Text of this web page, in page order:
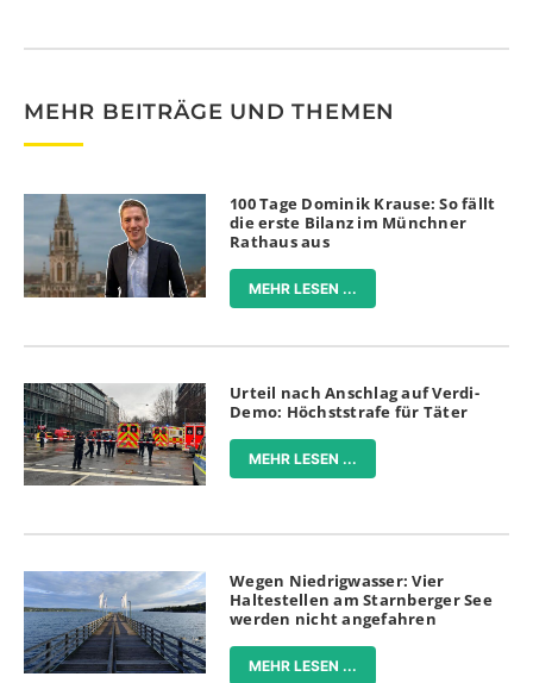
MEHR BEITRÄGE UND THEMEN
100 Tage Dominik Krause: So fällt
die erste Bilanz im Münchner
Rathaus aus
MEHR LESEN ...
Urteil nach Anschlag auf Verdi-
Demo: Höchststrafe für Täter
MEHR LESEN ...
Wegen Niedrigwasser: Vier
Haltestellen am Starnberger See
werden nicht angefahren
MEHR LESEN ...